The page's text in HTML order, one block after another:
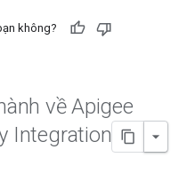
không?
về Apigee
Integration